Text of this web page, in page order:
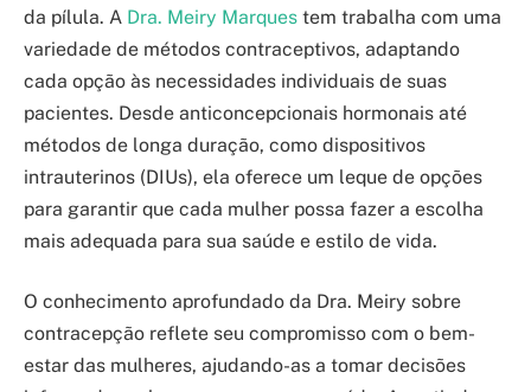
da pílula. A Dra. Meiry Marques tem trabalha com uma
variedade de métodos contraceptivos, adaptando
cada opção às necessidades individuais de suas
pacientes. Desde anticoncepcionais hormonais até
métodos de longa duração, como dispositivos
intrauterinos (DIUs), ela oferece um leque de opções
para garantir que cada mulher possa fazer a escolha
mais adequada para sua saúde e estilo de vida.
O conhecimento aprofundado da Dra. Meiry sobre
contracepção reflete seu compromisso com o bem-
estar das mulheres, ajudando-as a tomar decisões